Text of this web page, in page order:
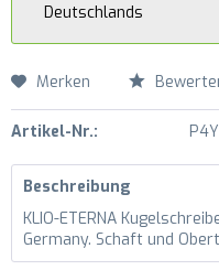
Deutschlands
Merken
Artikel-Nr.:
Beschreibung
KLIO-ETERNA
Germany. Schaft und